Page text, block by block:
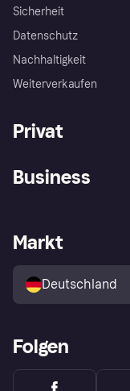
Sicherheit
Datenschutz
Nachhaltigkeit
Weiterverkaufen
Privat
Klarna App
Shops entdecken
Käuferschutzrichtlinie
Business
Händlerportal
Markt
Deutschland
Folgen